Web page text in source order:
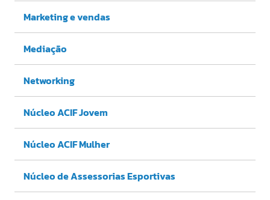
Marketing e vendas
Mediação
Networking
Núcleo ACIF Jovem
Núcleo ACIF Mulher
Núcleo de Assessorias Esportivas